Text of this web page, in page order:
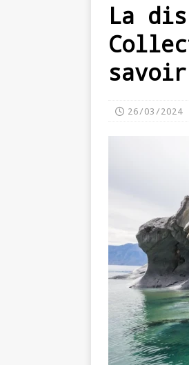
La
savoir
26/03/2024